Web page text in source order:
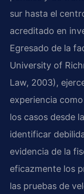
sur hasta el
acreditado en
Egresado de la
University of
Law, 2003),
experiencia
los casos desde
identificar
evidencia de la
eficazmente los
las pruebas de